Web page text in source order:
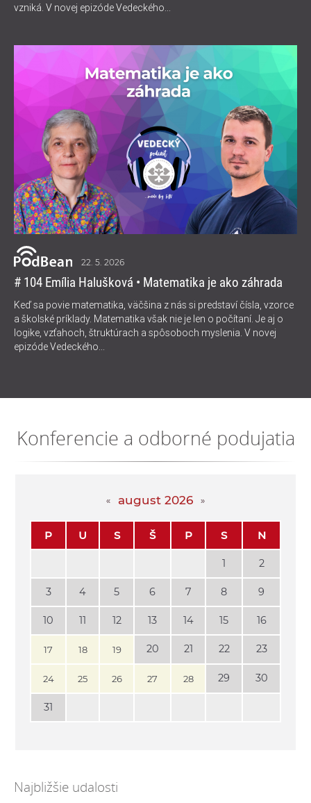
vzniká. V novej epizóde Vedeckého...
22. 5. 2026
# 104 Emília Halušková • Matematika je ako záhrada
Keď sa povie matematika, väčšina z nás si predstaví čísla, vzorce
a školské príklady. Matematika však nie je len o počítaní. Je aj o
logike, vzťahoch, štruktúrach a spôsoboch myslenia. V novej
epizóde Vedeckého...
Konferencie a odborné podujatia
august 2026
P U S Š P S N
1 2
3 4 5 6 7 8 9
10 11 12 13 14 15 16
17 18 19 20 21 22 23
24 25 26 27 28 29 30
31
Najbližšie udalosti